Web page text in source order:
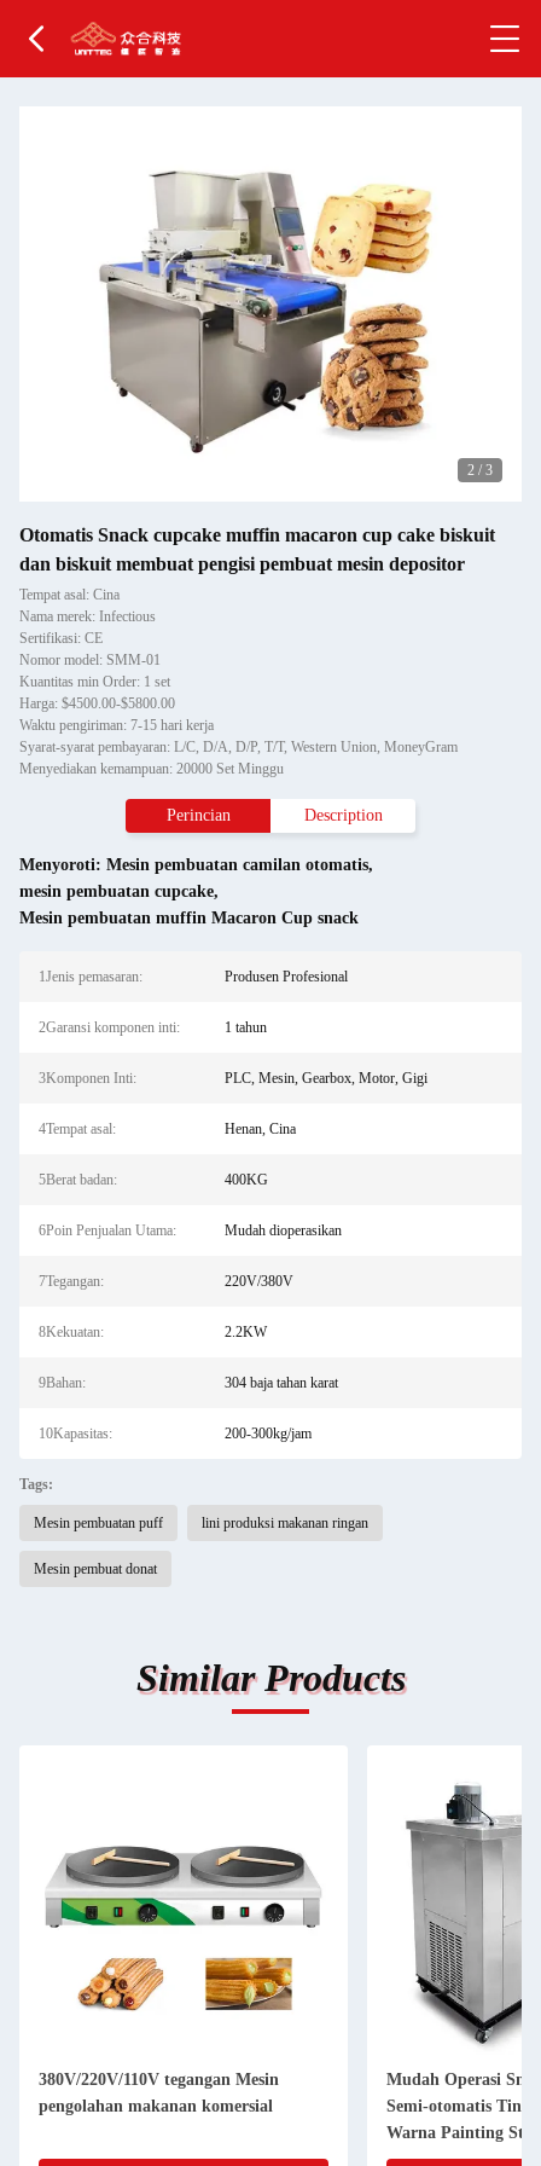
2 / 3
Otomatis Snack cupcake muffin macaron cup cake biskuit
dan biskuit membuat pengisi pembuat mesin depositor
Tempat asal: Cina
Nama merek: Infectious
Sertifikasi: CE
Nomor model: SMM-01
Kuantitas min Order: 1 set
Harga: $4500.00-$5800.00
Waktu pengiriman: 7-15 hari kerja
Syarat-syarat pembayaran: L/C, D/A, D/P, T/T, Western Union, MoneyGram
Menyediakan kemampuan: 20000 Set Minggu
Perincian Description
Menyoroti: Mesin pembuatan camilan otomatis,
mesin pembuatan cupcake,
Mesin pembuatan muffin Macaron Cup snack
1Jenis pemasaran: Produsen Profesional
2Garansi komponen inti: 1 tahun
3Komponen Inti: PLC, Mesin, Gearbox, Motor, Gigi
4Tempat asal: Henan, Cina
5Berat badan: 400KG
6Poin Penjualan Utama: Mudah dioperasikan
7Tegangan: 220V/380V
8Kekuatan: 2.2KW
9Bahan: 304 baja tahan karat
10Kapasitas: 200-300kg/jam
Tags:
Mesin pembuatan puff lini produksi makanan ringan
Mesin pembuat donat
Similar Products
380V/220V/110V tegangan Mesin
pengolahan makanan komersial
Mudah Operasi
Semi-otomatis
Warna Painting